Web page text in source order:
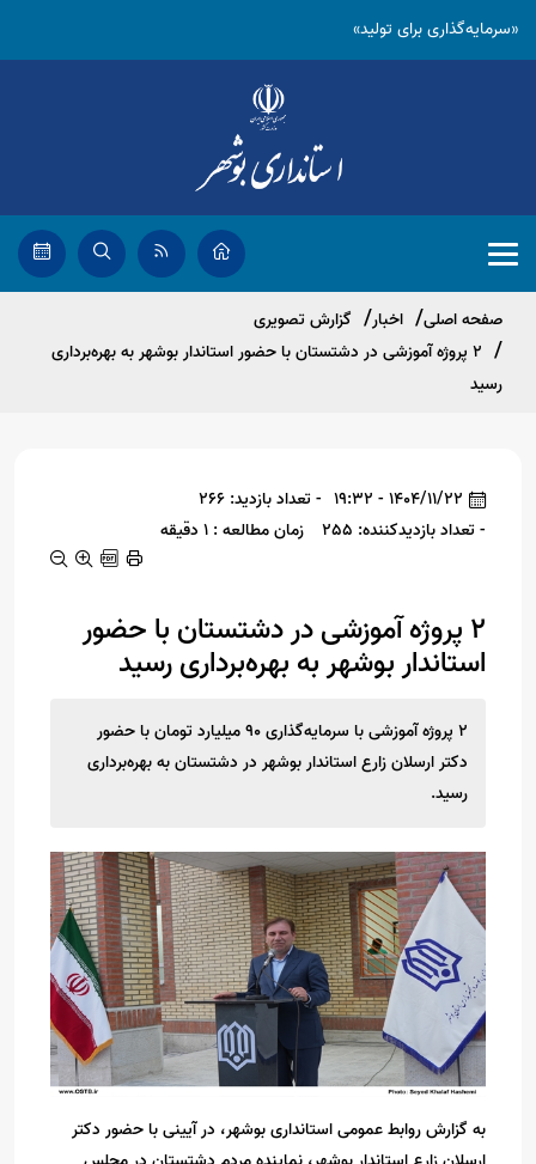
«سرمایه‌گذاری برای تولید»
صفحه اصلی اخبار
گزارش تصویری
۲ پروژه آموزشی در دشتستان با حضور استاندار بوشهر به بهره‌برداری
رسید
1404/11/22 - 19:32
- تعداد بازدید: 266
- تعداد بازدیدکننده: 255
زمان مطالعه : 1 دقیقه
۲ پروژه آموزشی در دشتستان با حضور
استاندار بوشهر به بهره‌برداری رسید
۲ پروژه آموزشی با سرمایه‌گذاری ۹۰ میلیارد تومان با حضور
دکتر ارسلان زارع استاندار بوشهر در دشتستان به بهره‌برداری
رسید.
به گزارش روابط عمومی استانداری بوشهر، در آیینی با حضور دکتر